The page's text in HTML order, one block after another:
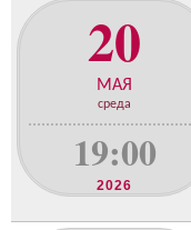
20
МАЯ
среда
19:00
2026